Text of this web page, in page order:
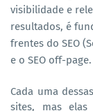
visibilidade e
resultados, é
frentes do SEO
e o SEO off-page.
Cada uma
sites, mas